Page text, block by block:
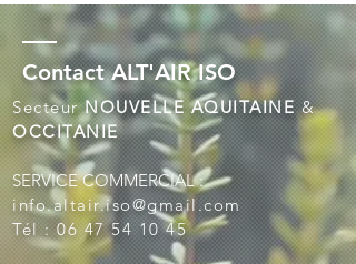
Contact ALT'AIR ISO
SecteurNOUVELLE AQUITAINE&
OCCITANIE
SERVICE COMMERCIAL :
​info.altair.iso@gmail.com
Tél :06 47 54 10 45